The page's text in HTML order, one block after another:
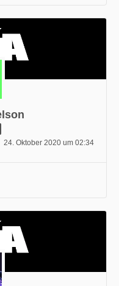
24. Oktober 2020 um 02:34